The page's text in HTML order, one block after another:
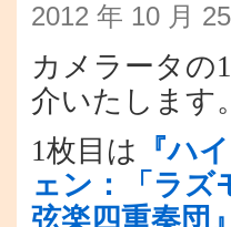
2012 年 10 月
カメラータの
介いたします
1枚目は 『ハ
ェン：「ラズ
弦楽四重奏団